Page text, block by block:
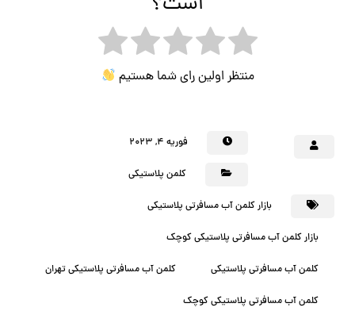
منتظر اولین رای شما هستیم
فوریه ۴, ۲۰۲۳
کلمن پلاستیکی
بازار کلمن آب مسافرتی پلاستیکی
بازار کلمن آب مسافرتی پلاستیکی کوچک
کلمن آب مسافرتی پلاستیکی کلمن آب مسافرتی پلاستیکی تهران
کلمن آب مسافرتی پلاستیکی کوچک